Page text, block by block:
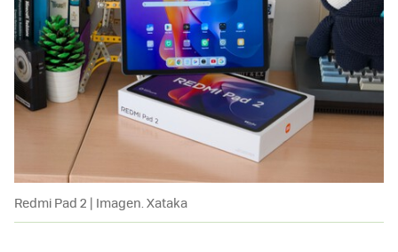
Redmi Pad 2 | Imagen. Xataka